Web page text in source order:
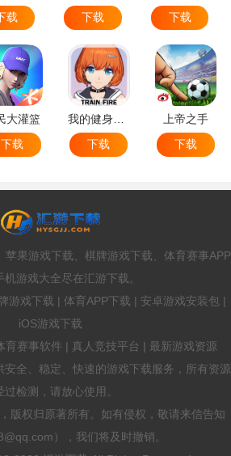
载
下载
下载
大灌篮
下载
我的健身教练2
下载
上帝之手
下载
苹果游戏下载、棋牌游戏下载、体育赛事APP
机游戏大全尽在汇游下载。
游戏下载 | 体育APP下载 | 安卓游戏安装包 |
iOS游戏下载
育赛事软件 | 真人竞技平台 | 最新游戏资源
全、稳定、快速的游戏下载服务，所有资源
过检测，请放心使用。
版权归原著所有。如有侵权，敬请来信告知
），我们将及时撤销。